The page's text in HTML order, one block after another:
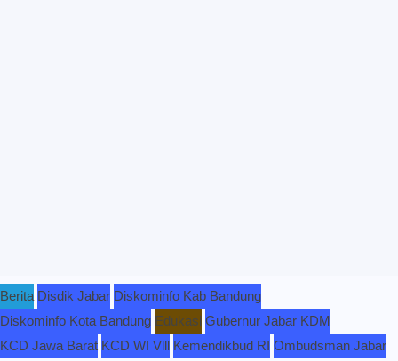
Berita Disdik Jabar Diskominfo Kab Bandung
Diskominfo Kota Bandung Edukasi Gubernur Jabar KDM
KCD Jawa Barat KCD WI Vlll Kemendikbud RI Ombudsman Jabar